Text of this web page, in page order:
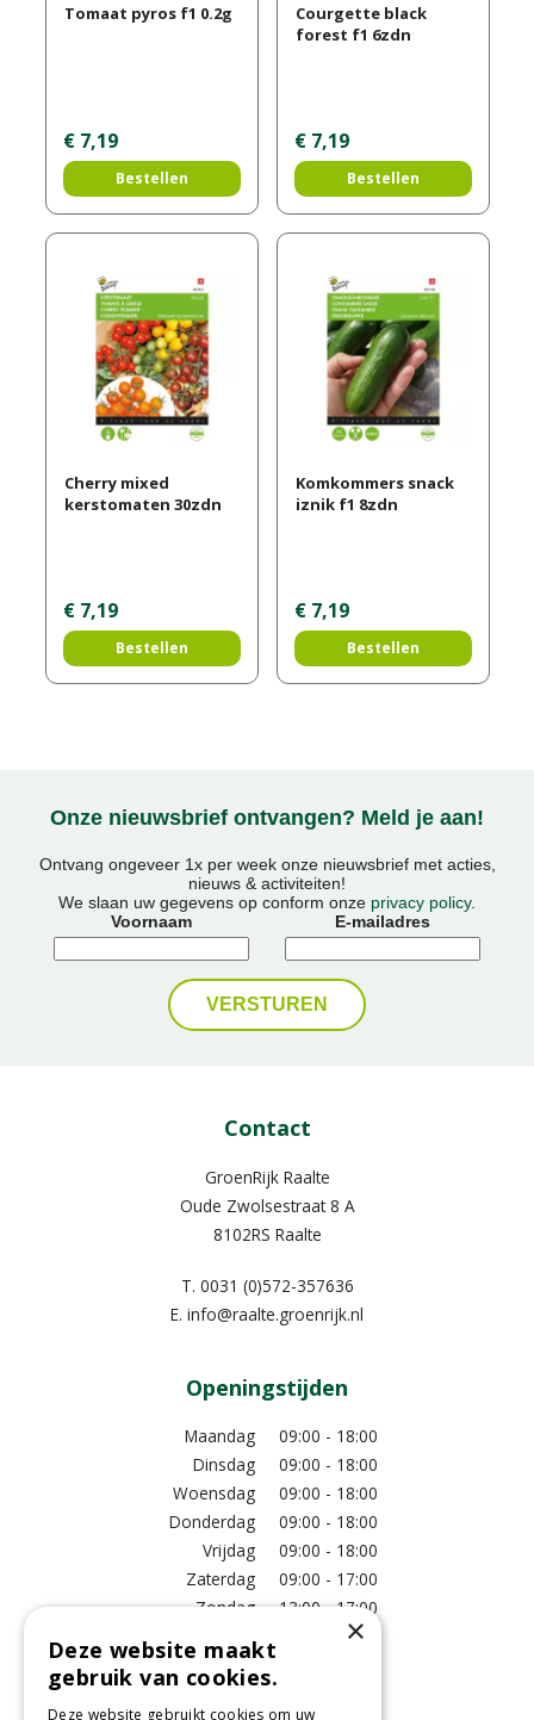
Tomaat pyros f1 0.2g
€ 7,19
Bestellen
Courgette black
forest f1 6zdn
€ 7,19
Bestellen
Cherry mixed
kerstomaten 30zdn
€ 7,19
Bestellen
Komkommers snack
iznik f1 8zdn
€ 7,19
Bestellen
Onze nieuwsbrief ontvangen? Meld je aan!
Ontvang ongeveer 1x per week onze nieuwsbrief met acties,
nieuws & activiteiten!
We slaan uw gegevens op conform onze privacy policy.
Voornaam
E-mailadres
Contact
GroenRijk Raalte
Oude Zwolsestraat 8 A
8102RS Raalte
T. 0031 (0)572-357636
E. info@raalte.groenrijk.nl
Openingstijden
Maandag
09:00 - 18:00
Dinsdag
09:00 - 18:00
Woensdag
09:00 - 18:00
Donderdag
09:00 - 18:00
Vrijdag
09:00 - 18:00
Zaterdag
09:00 - 17:00
Zondag
13:00 - 17:00
Meer vestigingsinformatie >
×
Deze website maakt
gebruik van cookies.
Deze website gebruikt cookies om uw